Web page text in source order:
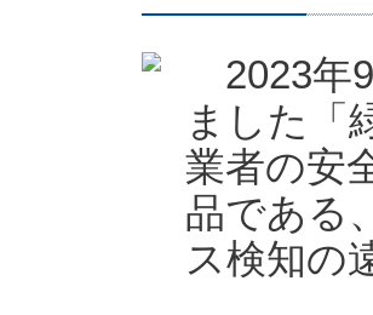
2023年9
ました「
業者の安
品である
ス検知の